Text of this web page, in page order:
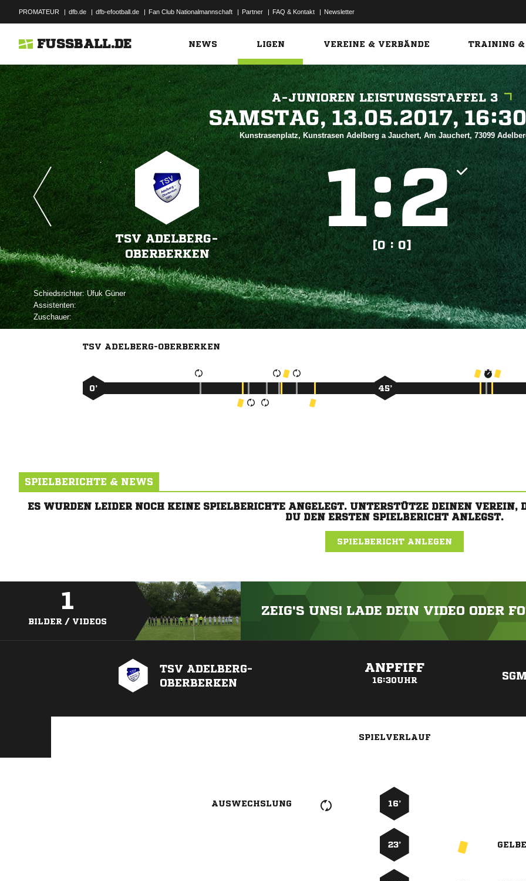
PROMATEUR | dfb.de | dfb-efootball.de | Fan Club Nationalmannschaft | Partner | FAQ & Kontakt | Newsletter
FUSSBALL.DE NEWS LIGEN VEREINE & VERBÄNDE TRAINING &
A-JUNIOREN LEISTUNGSSTAFFEL 3
 
Kunstrasenplatz, Kunstrasen Adelberg a Jauchert, Am Jauchert, 73099
TSV ADELBERG-
OBERBERKEN
:
[0 : 0]
Schiedsrichter:  
Assistenten:
Zuschauer:
TSV ADELBERG-OBERBERKEN
0’ 45’
SPIELBERICHTE & NEWS
ES WURDEN LEIDER NOCH KEINE SPIELBERICHTE ANGELEGT. UNTERSTÜTZE DEINEN
DU DEN ERSTEN SPIELBERICHT ANLEGST.
SPIELBERICHT ANLEGEN
1
BILDER / VIDEOS
ZEIG'S UNS! LADE DEIN VIDEO ODER
TSV ADELBERG-
OBERBERKEN
ANPFIFF
16:30UHR
SPIELVERLAUF
AUSWECHSLUNG 16’
23’